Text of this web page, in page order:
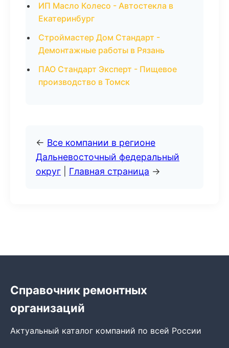
ИП Масло Колесо - Автостекла в
Екатеринбург
Строймастер Дом Стандарт -
Демонтажные работы в Рязань
ПАО Стандарт Эксперт - Пищевое
производство в Томск
← Все компании в регионе
Дальневосточный федеральный
округ
Главная страница →
Справочник ремонтных
организаций
Актуальный каталог компаний по всей России